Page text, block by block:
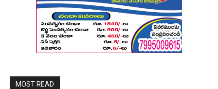
MOST READ